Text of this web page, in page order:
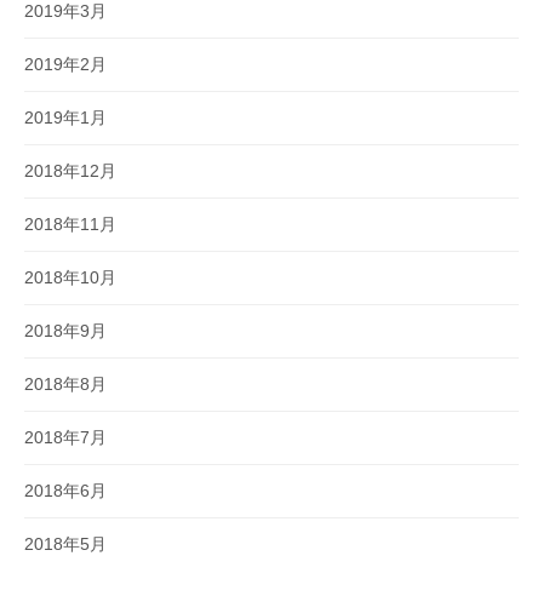
2019年3月
2019年2月
2019年1月
2018年12月
2018年11月
2018年10月
2018年9月
2018年8月
2018年7月
2018年6月
2018年5月